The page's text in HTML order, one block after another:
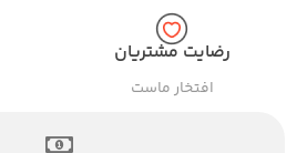
رضایت مشتریان
افتخار ماست